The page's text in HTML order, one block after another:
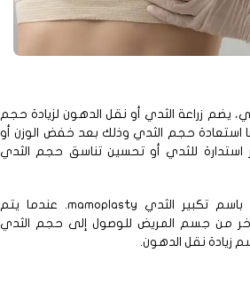
زراعة الثدي أو نقل الدهون لزيادة حجم
حجم الثدي وذلك بعد خفض الوزن أو
للثدي أو تحسين تناسق حجم الثدي
يشار إلى تكبير الثدي أيضا باسم تكبير الثدي mamoplasty. عندما يتم
جسم المريض للوصول إلى حجم الثدي
نقل الدهون.